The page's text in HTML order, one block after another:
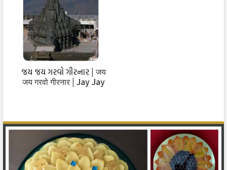
જય જય ગરવો ગીરનાર | जय
जय गरवो गीरनार | Jay Jay